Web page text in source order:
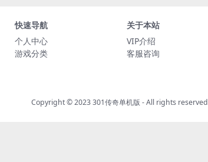
快速导航
个人中心
游戏分类
关于本站
VIP介绍
客服咨询
Copyright © 2023301传奇单机版 - All rights reserved